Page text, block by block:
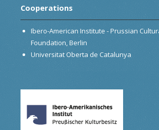
Cooperations
Ibero-American Institute - Prussian
Foundation, Berlin
Universitat Oberta de Catalunya